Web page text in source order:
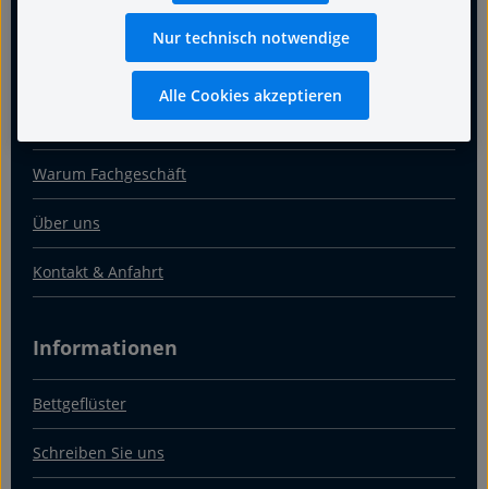
Für guten Schlaf
Warum Fachgeschäft
Über uns
Kontakt & Anfahrt
Informationen
Bettgeflüster
Schreiben Sie uns
Nur technisch notwendige
Alle Cookies akzeptieren